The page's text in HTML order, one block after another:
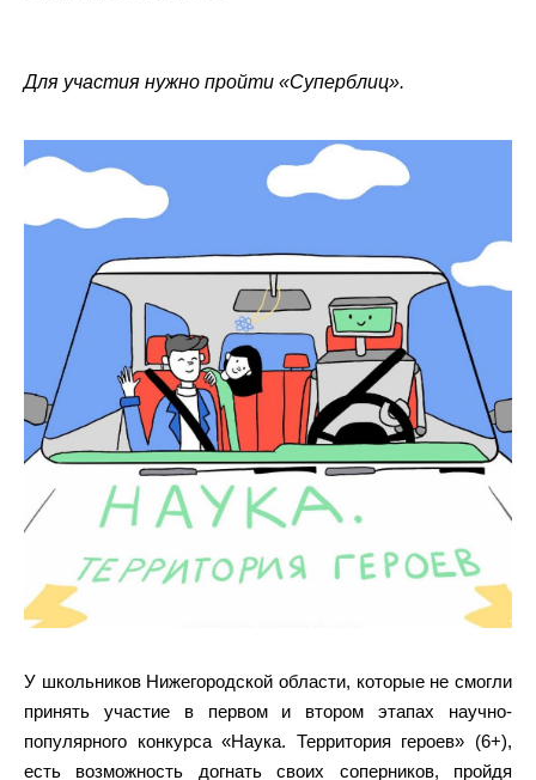
Для участия нужно пройти «Суперблиц».
У школьников Нижегородской области, которые не смогли
принять участие в первом и втором этапах научно-
популярного конкурса «Наука. Территория героев» (6+),
есть возможность догнать своих соперников, пройдя